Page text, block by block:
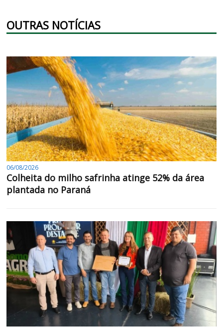
OUTRAS NOTÍCIAS
06/08/2026
Colheita do milho safrinha atinge 52% da área
plantada no Paraná